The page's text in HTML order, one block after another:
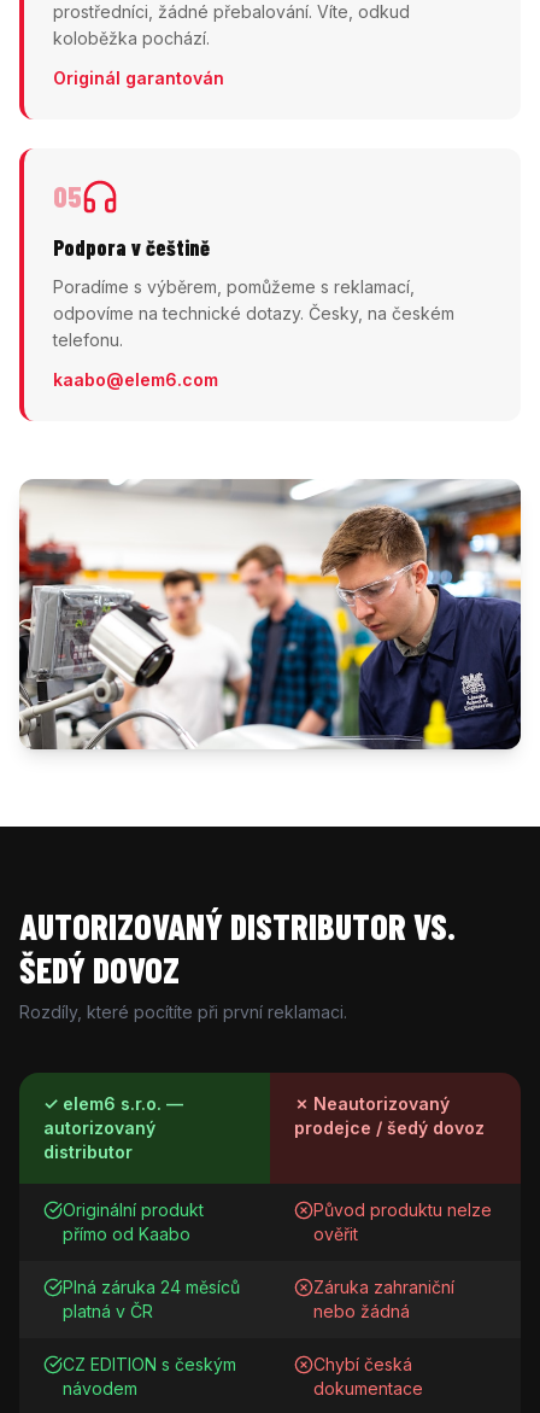
prostředníci, žádné přebalování. Víte, odkud
koloběžka pochází.
Originál garantován
05
Podpora v češtině
Poradíme s výběrem, pomůžeme s reklamací,
odpovíme na technické dotazy. Česky, na českém
telefonu.
kaabo@elem6.com
AUTORIZOVANÝ DISTRIBUTOR VS.
ŠEDÝ DOVOZ
Rozdíly, které pocítíte při první reklamaci.
✓ elem6 s.r.o. —
autorizovaný
distributor
✗ Neautorizovaný
prodejce / šedý dovoz
Originální produkt
přímo od Kaabo
Původ produktu nelze
ověřit
Plná záruka 24 měsíců
platná v ČR
Záruka zahraniční
nebo žádná
CZ EDITION s českým
návodem
Chybí česká
dokumentace